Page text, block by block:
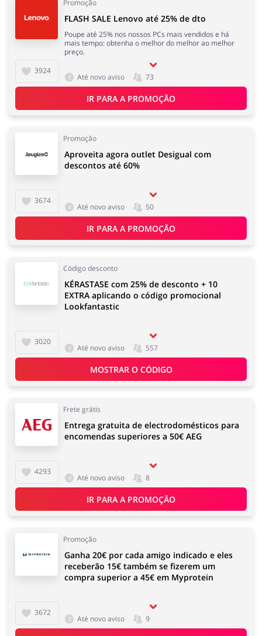
Promoção
3924
FLASH SALE Lenovo até 25% de dto
Poupe até 25% nos nossos PCs mais vendidos e há
mais tempo: obtenha o melhor do melhor ao melhor
preço.
Até novo aviso 73
IR PARA A PROMOÇÃO
Promoção
3674
Aproveita agora outlet Desigual com
descontos até 60%
Até novo aviso 50
IR PARA A PROMOÇÃO
Código desconto
3020
KÉRASTASE com 25% de desconto + 10
EXTRA aplicando o código promocional
Lookfantastic
Até novo aviso 557
MOSTRAR O CÓDIGO
Frete grátis
4293
Entrega gratuita de electrodomésticos para
encomendas superiores a 50€ AEG
Até novo aviso 8
IR PARA A PROMOÇÃO
Promoção
3672
Ganha 20€ por cada amigo indicado e eles
receberão 15€ também se fizerem um
compra superior a 45€ em Myprotein
Até novo aviso 9